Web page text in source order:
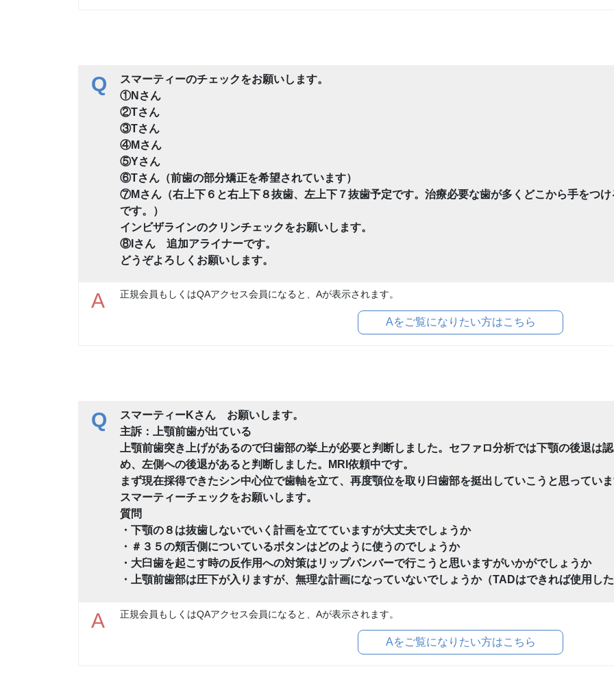
Q
スマーティーのチェックをお願いします。
①Nさん
②Tさん
③Tさん
④Mさん
⑤Yさん
⑥Tさん（前歯の部分矯正を希望されています）
⑦Mさん（右上下６と右上下８抜歯、左上下７抜歯予定です。治療必要な歯が多くどこから手をつ
です。）
インビザラインのクリンチェックをお願いします。
⑧Iさん 追加アライナーです。
どうぞよろしくお願いします。
A 正規会員もしくはQAアクセス会員になると、Aが表示されます。
Aをご覧になりたい方はこちら
Q
スマーティーKさん お願いします。
主訴：上顎前歯が出ている
上顎前歯突き上げがあるので臼歯部の挙上が必要と判断しました。セファロ分析では下顎の後退は
め、左側への後退があると判断しました。MRI依頼中です。
まず現在採得できたシン中心位で歯軸を立て、再度顎位を取り臼歯部を挺出していこうと思ってい
スマーティーチェックをお願いします。
質問
・下顎の８は抜歯しないでいく計画を立てていますが大丈夫でしょうか
・＃３５の頬舌側についているボタンはどのように使うのでしょうか
・大臼歯を起こす時の反作用への対策はリップバンバーで行こうと思いますがいかがでしょうか
・上顎前歯部は圧下が入りますが、無理な計画になっていないでしょうか（TADはできれば使用した
A 正規会員もしくはQAアクセス会員になると、Aが表示されます。
Aをご覧になりたい方はこちら